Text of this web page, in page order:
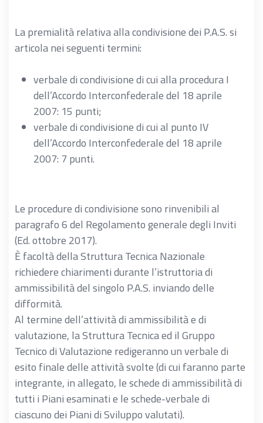
La premialità relativa alla condivisione dei P.A.S. si
articola nei seguenti termini:
verbale di condivisione di cui alla procedura I
dell’Accordo Interconfederale del 18 aprile
2007: 15 punti;
verbale di condivisione di cui al punto IV
dell’Accordo Interconfederale del 18 aprile
2007: 7 punti.
Le procedure di condivisione sono rinvenibili al
paragrafo 6 del Regolamento generale degli Inviti
(Ed. ottobre 2017).
È facoltà della Struttura Tecnica Nazionale
richiedere chiarimenti durante l’istruttoria di
ammissibilità del singolo P.A.S. inviando delle
difformità.
Al termine dell’attività di ammissibilità e di
valutazione, la Struttura Tecnica ed il Gruppo
Tecnico di Valutazione redigeranno un verbale di
esito finale delle attività svolte (di cui faranno parte
integrante, in allegato, le schede di ammissibilità di
tutti i Piani esaminati e le schede-verbale di
ciascuno dei Piani di Sviluppo valutati).